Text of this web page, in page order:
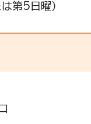
第5日曜）